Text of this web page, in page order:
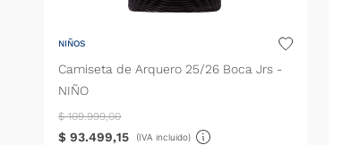
NIÑOS
Camiseta de Arquero 25/26 Boca Jrs -
NIÑO
$ 109.999,00
$ 93.499,15 (IVA incluido)